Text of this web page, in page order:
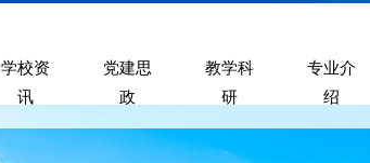
学校资
讯
党建思
政
教学科
研
专业介
绍